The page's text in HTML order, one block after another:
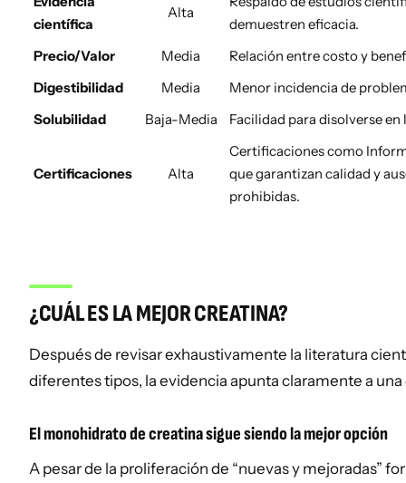
científica
Alta
demuestren eficacia.
Precio/Valor
Media
Relación entre costo y
Digestibilidad
Media
Menor incidencia de
Solubilidad
Baja-Media Facilidad para disolverse
Certificaciones Alta
Certificaciones como
que garantizan calidad y
prohibidas.
¿CUÁL ES LA MEJOR CREATINA?
Después de revisar exhaustivamente la literatura
diferentes tipos, la evidencia apunta claramente a
El monohidrato de creatina sigue siendo la mejor opción
A pesar de la proliferación de “nuevas y mejoradas”